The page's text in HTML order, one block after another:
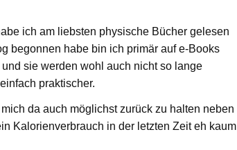
ich am liebsten physische Bücher gelesen
begonnen habe bin ich primär auf e-Books
sie werden wohl auch nicht so lange
praktischer.
da auch möglichst zurück zu halten neben
Kalorienverbrauch in der letzten Zeit eh kaum